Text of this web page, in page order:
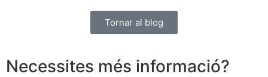
Tornar al blog
Necessites més informació?